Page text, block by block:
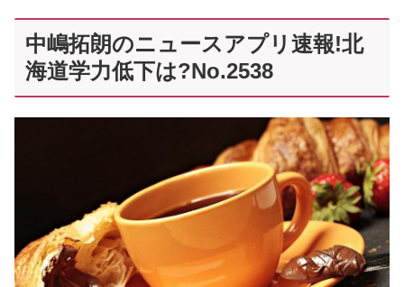
中嶋拓朗のニュースアプリ速報!北
海道学力低下は?No.2538